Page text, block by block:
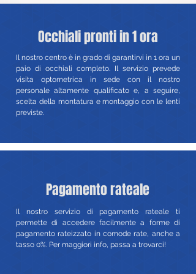
Occhiali pronti in 1 ora
Il nostro centro è in grado di garantirvi in 1 ora un
paio di occhiali completo. Il servizio prevede
visita optometrica in sede con il nostro
personale altamente qualificato e, a seguire,
scelta della montatura e montaggio con le lenti
previste.
Pagamento rateale
Il nostro servizio di pagamento rateale ti
permette di accedere facilmente a forme di
pagamento rateizzato in comode rate, anche a
tasso 0%. Per maggiori info, passa a trovarci!